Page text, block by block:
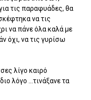
τις παραφυάδες, θα
να τις
να πάνε όλα καλά με
όχι, να τις γυρίσω
λίγο καιρό
λόγο ...τινάξανε τα